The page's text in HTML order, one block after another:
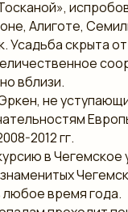
Алиготе,
Усадьба скрыта
вблизи.
не
2012 гг.
в
любое время года.